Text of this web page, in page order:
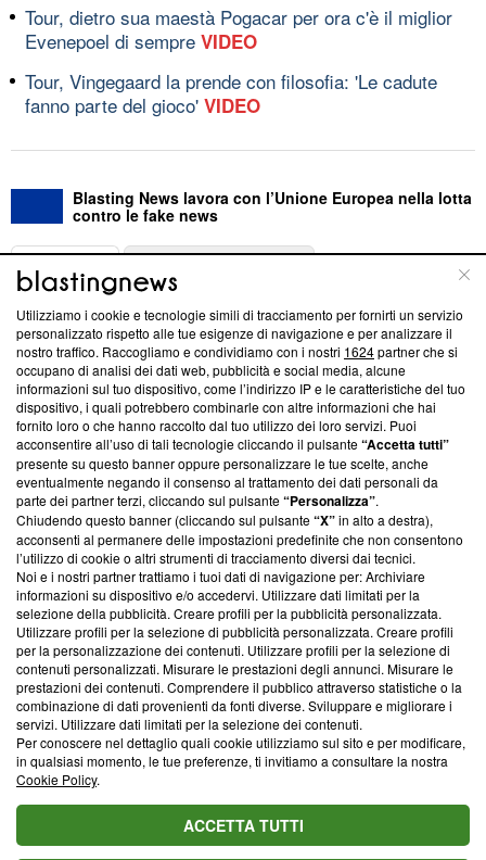
Tour, dietro sua maestà Pogacar per ora c'è il miglior
Evenepoel di sempre VIDEO
Tour, Vingegaard la prende con filosofia: 'Le cadute
fanno parte del gioco' VIDEO
Blasting News lavora con l’Unione Europea nella lotta
contro le fake news
ABOUT
Questa sezione offre informazioni trasparenti su Blasting
News, sui nostri processi editoriali e su come ci impegniamo a
creare news di qualità. Inoltre, afferma la nostra aderenza a
‘Trust Project - News with Integrity’Blasting News non è
ancora membro del programma, ma ha richiesto di farne
parte; Trust Project non ha ancora effettuato una verifica di
conformità agli standard.
Su di noi
Team editoriale
Corporate
Redazione
Informativa Privacy
Cookie Policy
Blasting SA, IDI CHE-247.845.224, Via Carlo Frasca, 3 - 6900
Lugano (Svizzera) Tel:+39 0690258937
© 2026 Blasting News
Utilizziamo i cookie e tecnologie simili di tracciamento per fornirti un servizio
personalizzato rispetto alle tue esigenze di navigazione e per analizzare il
nostro traffico. Raccogliamo e condividiamo con i nostri 1624partner che si
occupano di analisi dei dati web, pubblicità e social media, alcune
informazioni sul tuo dispositivo, come l’indirizzo IP e le caratteristiche del tuo
dispositivo, i quali potrebbero combinarle con altre informazioni che hai
fornito loro o che hanno raccolto dal tuo utilizzo dei loro servizi. Puoi
acconsentire all’uso di tali tecnologie cliccando il pulsante“Accetta tutti”
presente su questo banner oppure personalizzare le tue scelte, anche
eventualmente negando il consenso al trattamento dei dati personali da
parte dei partner terzi, cliccando sul pulsante“Personalizza”.
Chiudendo questo banner (cliccando sul pulsante“X”in alto a destra),
acconsenti al permanere delle impostazioni predefinite che non consentono
l’utilizzo di cookie o altri strumenti di tracciamento diversi dai tecnici.
Noi e i nostri partner trattiamo i tuoi dati di navigazione per: Archiviare
informazioni su dispositivo e/o accedervi. Utilizzare dati limitati per la
selezione della pubblicità. Creare profili per la pubblicità personalizzata.
Utilizzare profili per la selezione di pubblicità personalizzata. Creare profili
per la personalizzazione dei contenuti. Utilizzare profili per la selezione di
contenuti personalizzati. Misurare le prestazioni degli annunci. Misurare le
prestazioni dei contenuti. Comprendere il pubblico attraverso statistiche o la
combinazione di dati provenienti da fonti diverse. Sviluppare e migliorare i
servizi. Utilizzare dati limitati per la selezione dei contenuti.
Per conoscere nel dettaglio quali cookie utilizziamo sul sito e per modificare,
in qualsiasi momento, le tue preferenze, ti invitiamo a consultare la nostra
Cookie Policy.
ACCETTA TUTTI